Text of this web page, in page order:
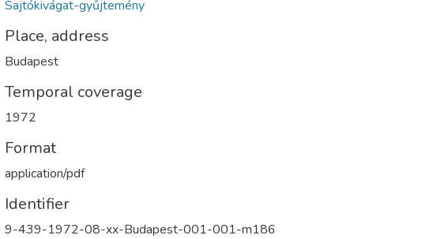
Sajtókivágat-gyűjtemény
Place, address
Budapest
Temporal coverage
1972
Format
application/pdf
Identifier
9-439-1972-08-xx-Budapest-001-001-m186